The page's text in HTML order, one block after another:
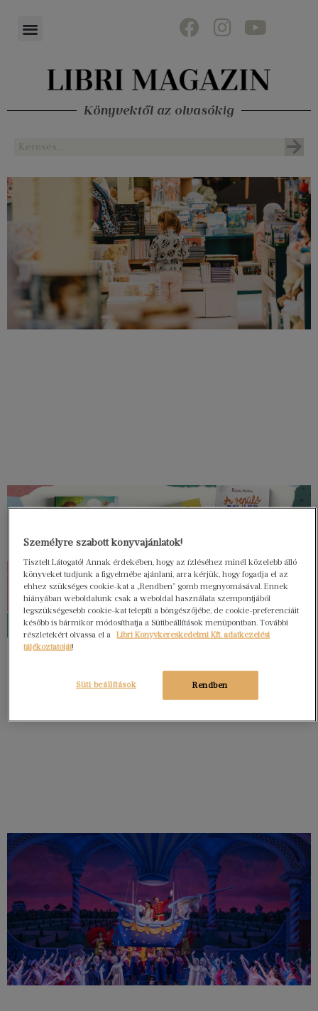
Könyvektől az olvasókig
Személyre szabott könyvajánlatok!
Tisztelt Látogató! Annak érdekében, hogy az ízléséhez minél közelebb álló
könyveket tudjunk a figyelmébe ajánlani, arra kérjük, hogy fogadja el az
ehhez szükséges cookie-kat a „Rendben” gomb megnyomásával. Ennek
hiányában weboldalunk csak a weboldal használata szempontjából
legszükségesebb cookie-kat telepíti a böngészőjébe, de cookie-preferenciáit
később is bármikor módosíthatja a Sütibeállítások menüpontban. További
részletekért olvassa el a
Libri Könyvkereskedelmi Kft. adatkezelési
tájékoztatóját!
Rendben
Süti beállítások